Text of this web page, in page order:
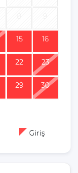
15 16
22 23
29 30
Giriş